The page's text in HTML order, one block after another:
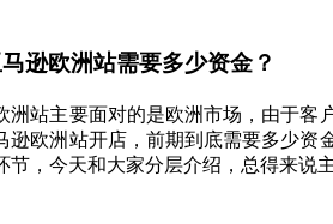
逊欧洲站需要多少资金 ？
洲站主要面对的是欧洲市场，由于客
逊欧洲站开店，前期到底需要多少资
节，今天和大家分层介绍，总得来说